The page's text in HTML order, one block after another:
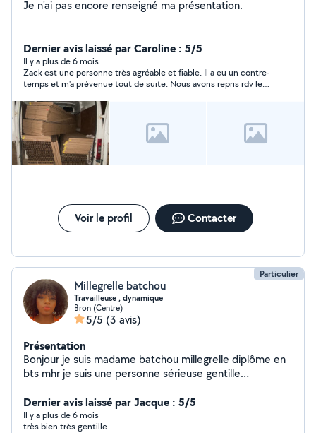
Je n'ai pas encore renseigné ma présentation.
Dernier avis laissé par Caroline : 5/5
Il y a plus de 6 mois
Zack est une personne très agréable et fiable. Il a eu un contre-
temps et m'a prévenue tout de suite. Nous avons repris rdv le
Voir le profil Contacter
Particulier
Millegrelle batchou
Travailleuse , dynamique
Bron (Centre)
5/5 (3 avis)
Présentation
Bonjour je suis madame batchou millegrelle diplôme en
bts mhr je suis une personne sérieuse gentille
Dernier avis laissé par Jacque : 5/5
Il y a plus de 6 mois
très bien très gentille